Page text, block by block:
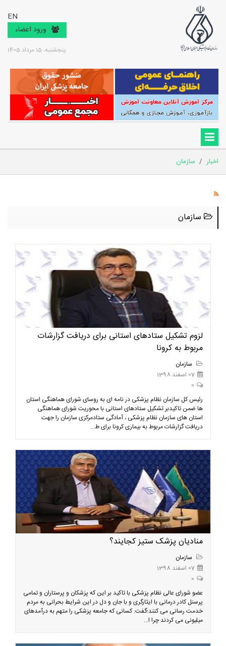
EN
ورود اعضاء
پنجشنبه، 15 مرداد 1405
اخبار / سازمان
سازمان
لزوم تشکیل ستادهای استانی برای دریافت گزارشات
مربوط به کرونا
سازمان
07 اسفند 1398
0
رئیس کل سازمان نظام پزشکی در نامه ای به روسای شورای هماهنگی استان
ها ضمن تاکیدبر تشکیل ستادهای استانی با محوریت شورای هماهنگی
استان های سازمان نظام پزشکی ، آمادگی ستادمرکزی سازمان را جهت
دریافت گزارشات مربوط به بیماری کرونا برای ط...
منادیان پزشک ستیز کجایند؟
سازمان
07 اسفند 1398
0
عضو شورای عالی نظام پزشکی با تاکید بر این که پزشکان و پرستاران و تمامی
پرسنل کادر درمانی با ایثارگری و با جان و دل در این شرایط بحرانی به مردم
خدمت رسانی می کنند؛گفت: کسانی که جامعه پزشکی را متهم به درآمدهای
میلیونی می کردند چرا ا...